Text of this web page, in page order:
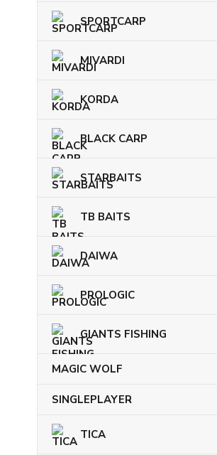
SPORTCARP
MIVARDI
KORDA
BLACK CARP
STARBAITS
TB BAITS
DAIWA
PROLOGIC
GIANTS FISHING
MAGIC WOLF
SINGLEPLAYER
TICA